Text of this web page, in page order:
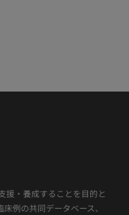
援・養成することを目的と
例の共同データベース、